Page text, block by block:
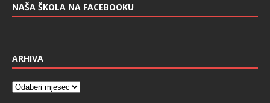
NAŠA ŠKOLA NA FACEBOOKU
ARHIVA